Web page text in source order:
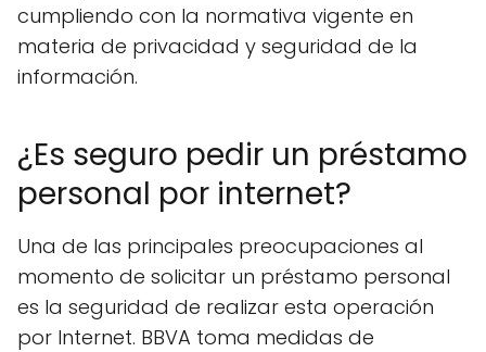
cumpliendo con la normativa vigente en
materia de privacidad y seguridad de la
información.
¿Es seguro pedir un préstamo
personal por internet?
Una de las principales preocupaciones al
momento de solicitar un préstamo personal
es la seguridad de realizar esta operación
por Internet. BBVA toma medidas de